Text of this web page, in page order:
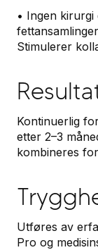
• Ingen
Stimulerer
Kontinuerlig
etter 2–3
kombineres
Utføres av
Pro og